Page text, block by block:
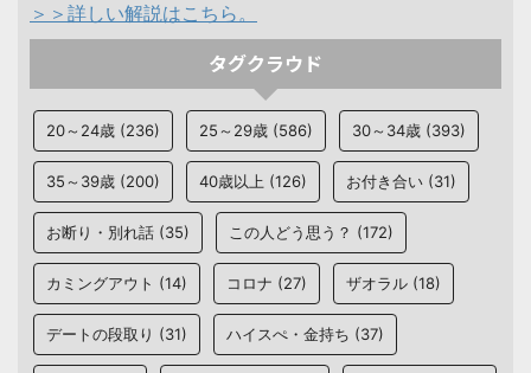
＞＞詳しい解説はこちら。
タグクラウド
20～24歳 (236) 25～29歳 (586) 30～34歳 (393)
35～39歳 (200) 40歳以上 (126) お付き合い (31)
お断り・別れ話 (35) この人どう思う？ (172)
カミングアウト (14) コロナ (27) ザオラル (18)
デートの段取り (31) ハイスぺ・金持ち (37)